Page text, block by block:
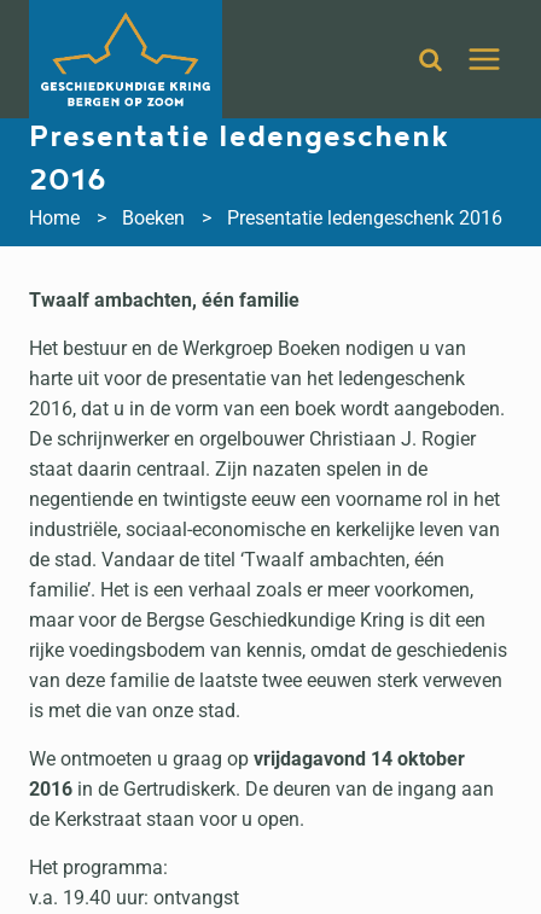
inhoud
Presentatie ledengeschenk
2016
Home Boeken Presentatie ledengeschenk 2016
Twaalf ambachten, één familie
Het bestuur en de Werkgroep Boeken nodigen u van
harte uit voor de presentatie van het ledengeschenk
2016, dat u in de vorm van een boek wordt aangeboden.
De schrijnwerker en orgelbouwer Christiaan J. Rogier
staat daarin centraal. Zijn nazaten spelen in de
negentiende en twintigste eeuw een voorname rol in het
industriële, sociaal-economische en kerkelijke leven van
de stad. Vandaar de titel ‘Twaalf ambachten, één
familie’. Het is een verhaal zoals er meer voorkomen,
maar voor de Bergse Geschiedkundige Kring is dit een
rijke voedingsbodem van kennis, omdat de geschiedenis
van deze familie de laatste twee eeuwen sterk verweven
is met die van onze stad.
We ontmoeten u graag op vrijdagavond 14 oktober
2016 in de Gertrudiskerk. De deuren van de ingang aan
de Kerkstraat staan voor u open.
Het programma:
v.a. 19.40 uur: ontvangst